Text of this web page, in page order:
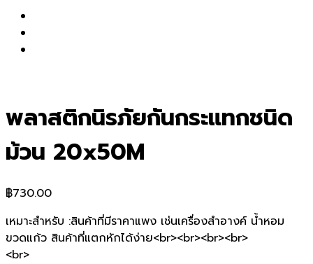
พลาสติกนิรภัยกันกระแทกชนิด
ม้วน 20x50M
฿730.00
เหมาะสำหรับ :สินค้าที่มีราคาแพง เช่นเครื่องสำอางค์ น้ำหอม
ขวดแก้ว สินค้าที่แตกหักได้ง่าย<br><br><br><br>
<br>